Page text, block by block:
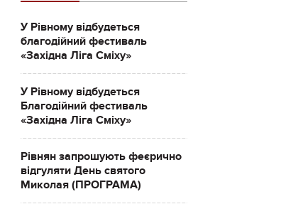
У Рівному відбудеться
благодійний фестиваль
«Західна Ліга Сміху»
У Рівному відбудеться
Благодійний фестиваль
«Західна Ліга Сміху»
Рівнян запрошують феєрично
відгуляти День святого
Миколая (ПРОГРАМА)